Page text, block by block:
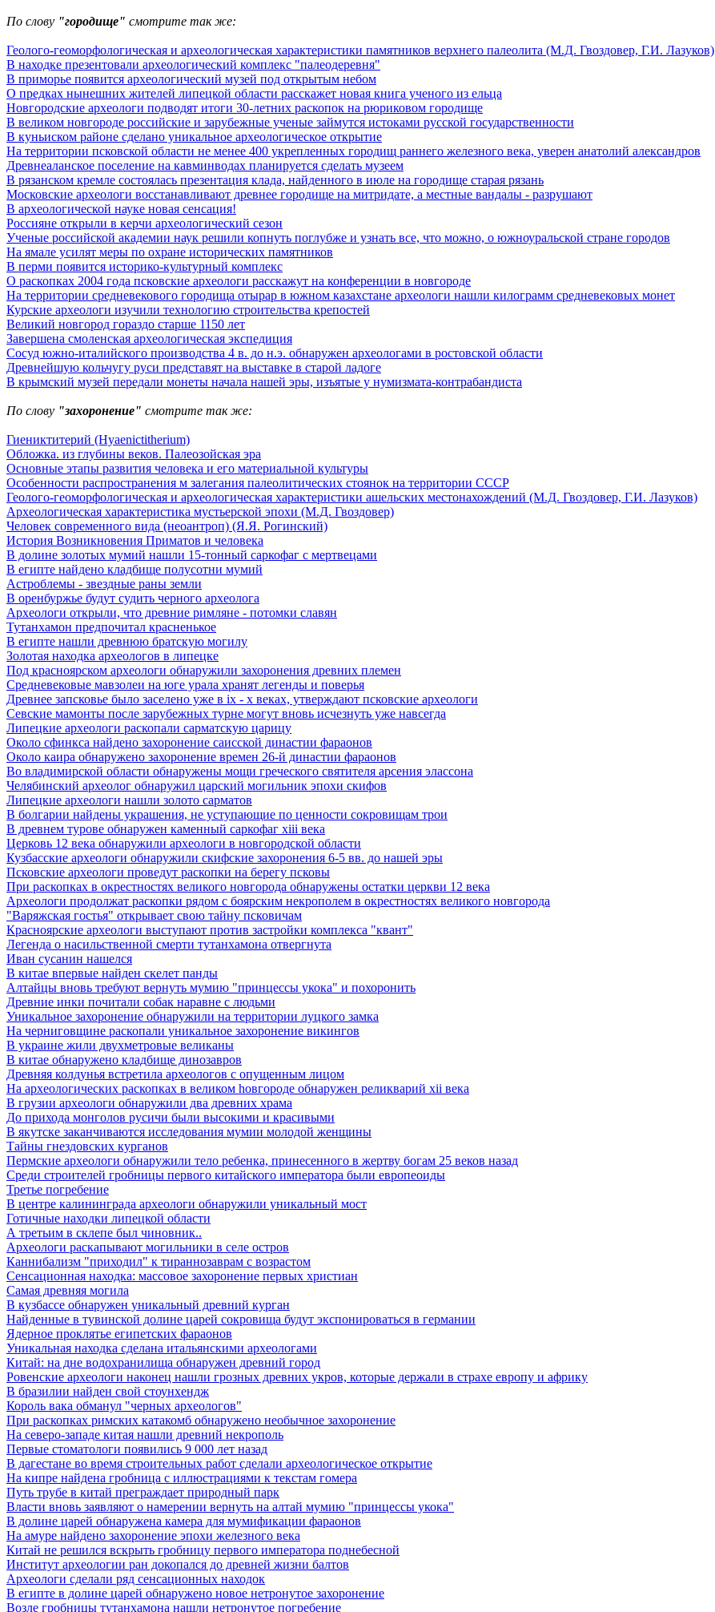
По слову "городище" смотрите так же:
Геолого-геоморфологическая и археологическая характеристики памятников верхнего палеолита (М.Д. Гвоздовер, Г.И. Лазуков)
В находке презентовали археологический комплекс "палеодеревня"
В приморье появится археологический музей под открытым небом
О предках нынешних жителей липецкой области расскажет новая книга ученого из ельца
Новгородские археологи подводят итоги 30-летних раскопок на рюриковом городище
В великом новгороде российские и зарубежные ученые займутся истоками русской государственности
В куньиском районе сделано уникальное археологическое открытие
На территории псковской области не менее 400 укрепленных городищ раннего железного века, уверен анатолий александров
Древнеаланское поселение на кавминводах планируется сделать музеем
В рязанском кремле состоялась презентация клада, найденного в июле на городище старая рязань
Московские археологи восстанавливают древнее городище на митридате, а местные вандалы - разрушают
В археологической науке новая сенсация!
Россияне открыли в керчи археологический сезон
Ученые российской академии наук решили копнуть поглубже и узнать все, что можно, о южноуральской стране городов
На ямале усилят меры по охране исторических памятников
В перми появится историко-культурный комплекс
О раскопках 2004 года псковские археологи расскажут на конференции в новгороде
На территории средневекового городища отырар в южном казахстане археологи нашли килограмм средневековых монет
Курские археологи изучили технологию строительства крепостей
Великий новгород гораздо старше 1150 лет
Завершена смоленская археологическая экспедиция
Сосуд южно-италийского производства 4 в. до н.э. обнаружен археологами в ростовской области
Древнейшую кольчугу руси представят на выставке в старой ладоге
В крымский музей передали монеты начала нашей эры, изъятые у нумизмата-контрабандиста
По слову "захоронение" смотрите так же:
Гиениктитерий (Hyaenictitherium)
Обложка. из глубины веков. Палеозойская эра
Основные этапы развития человека и его материальной культуры
Особенности распространения м залегания палеолитических стоянок на территории СССР
Геолого-геоморфологическая и археологическая характеристики ашельских местонахождений (М.Д. Гвоздовер, Г.И. Лазуков)
Археологическая характеристика мустьерской эпохи (М.Д. Гвоздовер)
Человек современного вида (неоантроп) (Я.Я. Рогинский)
История Возникновения Приматов и человека
В долине золотых мумий нашли 15-тонный саркофаг с мертвецами
В египте найдено кладбище полусотни мумий
Астроблемы - звездные раны земли
В оренбуржье будут судить черного археолога
Археологи открыли, что древние римляне - потомки славян
Тутанхамон предпочитал красненькое
В египте нашли древнюю братскую могилу
Золотая находка археологов в липецке
Под красноярском археологи обнаружили захоронения древних племен
Средневековые мавзолеи на юге урала хранят легенды и поверья
Древнее запсковье было заселено уже в ix - x веках, утверждают псковские археологи
Севские мамонты после зарубежных турне могут вновь исчезнуть уже навсегда
Липецкие археологи раскопали сарматскую царицу
Около сфинкса найдено захоронение саисской династии фараонов
Около каира обнаружено захоронение времен 26-й династии фараонов
Во владимирской области обнаружены мощи греческого святителя арсения элассона
Челябинский археолог обнаружил царский могильник эпохи скифов
Липецкие археологи нашли золото сарматов
В болгарии найдены украшения, не уступающие по ценности сокровищам трои
В древнем турове обнаружен каменный саркофаг xiii века
Церковь 12 века обнаружили археологи в новгородской области
Кузбасские археологи обнаружили скифские захоронения 6-5 вв. до нашей эры
Псковские археологи проведут раскопки на берегу псковы
При раскопках в окрестностях великого новгорода обнаружены остатки церкви 12 века
Археологи продолжат раскопки рядом с боярским некрополем в окрестностях великого новгорода
"Варяжская гостья" открывает свою тайну псковичам
Красноярские археологи выступают против застройки комплекса "квант"
Легенда о насильственной смерти тутанхамона отвергнута
Иван сусанин нашелся
В китае впервые найден скелет панды
Алтайцы вновь требуют вернуть мумию "принцессы укока" и похоронить
Древние инки почитали собак наравне с людьми
Уникальное захоронение обнаружили на территории луцкого замка
На черниговщине раскопали уникальное захоронение викингов
В украине жили двухметровые великаны
В китае обнаружено кладбище динозавров
Древняя колдунья встретила археологов с опущенным лицом
Hа археологических раскопках в великом hовгороде обнаружен реликварий xii века
В грузии археологи обнаружили два древних храма
До прихода монголов русичи были высокими и красивыми
В якутске заканчиваются исследования мумии молодой женщины
Тайны гнездовских курганов
Пермские археологи обнаружили тело ребенка, принесенного в жертву богам 25 веков назад
Среди строителей гробницы первого китайского императора были европеоиды
Третье погребение
В центре калининграда археологи обнаружили уникальный мост
Готичные находки липецкой области
А третьим в склепе был чиновник..
Археологи раскапывают могильники в селе остров
Каннибализм "приходил" к тираннозаврам с возрастом
Сенсационная находка: массовое захоронение первых христиан
Самая древняя могила
В кузбассе обнаружен уникальный древний курган
Найденные в тувинской долине царей сокровища будут экспонироваться в германии
Ядерное проклятье египетских фараонов
Уникальная находка сделана итальянскими археологами
Китай: на дне водохранилища обнаружен древний город
Ровенские археологи наконец нашли грозных древних укров, которые держали в страхе европу и африку
В бразилии найден свой стоунхендж
Король вака обманул "черных археологов"
При раскопках римских катакомб обнаружено необычное захоронение
На северо-западе китая нашли древний некрополь
Первые стоматологи появились 9 000 лет назад
В дагестане во время строительных работ сделали археологическое открытие
На кипре найдена гробница с иллюстрациями к текстам гомера
Путь трубе в китай преграждает природный парк
Власти вновь заявляют о намерении вернуть на алтай мумию "принцессы укока"
В долине царей обнаружена камера для мумификации фараонов
На амуре найдено захоронение эпохи железного века
Китай не решился вскрыть гробницу первого императора поднебесной
Институт археологии ран докопался до древней жизни балтов
Археологи сделали ряд сенсационных находок
В египте в долине царей обнаружено новое нетронутое захоронение
Возле гробницы тутанхамона нашли нетронутое погребение